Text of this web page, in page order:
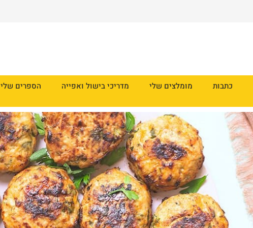
כתבות מומלצים שלי מדריכי בישול ואפייה הספרים שלי